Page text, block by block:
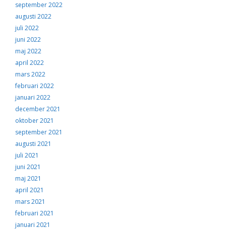
september 2022
augusti 2022
juli 2022
juni 2022
maj 2022
april 2022
mars 2022
februari 2022
januari 2022
december 2021
oktober 2021
september 2021
augusti 2021
juli 2021
juni 2021
maj 2021
april 2021
mars 2021
februari 2021
januari 2021